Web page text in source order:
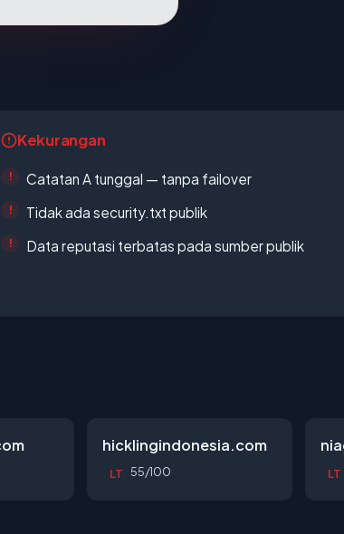
Kekurangan
Catatan A tunggal — tanpa failover
Tidak ada security.txt publik
Data reputasi terbatas pada sumber publik
hicklingindonesia.com
LT 55/100 LT